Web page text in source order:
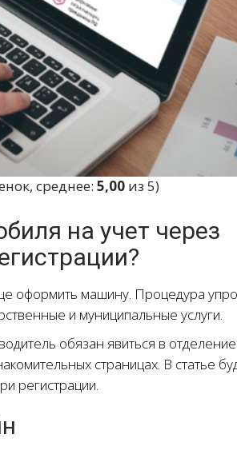
среднее: 5,00 из 5)
на учет через
оформить машину. Процедура
и муниципальные услуги.
обязан явиться в
страницах. В статье
регистрации.